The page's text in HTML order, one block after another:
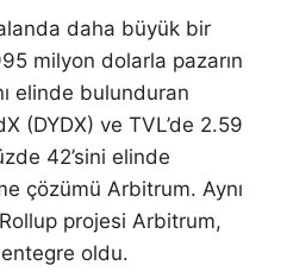
daha büyük bir
milyon dolarla pazarın
elinde bulunduran
(DYDX) ve TVL’de 2.59
42’sini elinde
çözümü Arbitrum. Aynı
projesi Arbitrum,
oldu.